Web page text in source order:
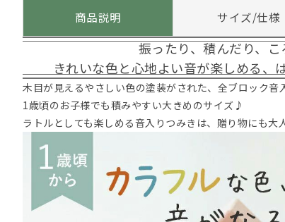
商品説明 サイズ/仕様
振ったり、積んだり、
きれいな色と心地よい音が楽しめる、
木目が見えるやさしい色の塗装がされた、全ブロック音
1歳頃のお子様でも積みやすい大きめのサイズ♪
ラトルとしても楽しめる音入りつみきは、贈り物にも大